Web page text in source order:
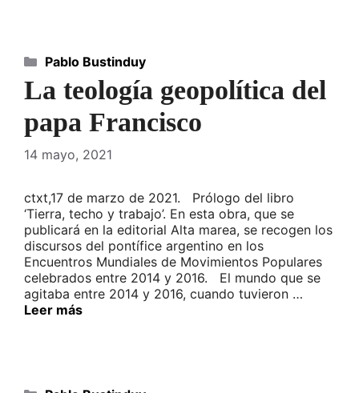
La teología geopolítica del
papa Francisco
14 mayo, 2021
ctxt,17 de marzo de 2021. Prólogo del libro
‘Tierra, techo y trabajo’. En esta obra, que se
publicará en la editorial Alta marea, se recogen los
discursos del pontífice argentino en los
Encuentros Mundiales de Movimientos Populares
celebrados entre 2014 y 2016. El mundo que se
agitaba entre 2014 y 2016, cuando tuvieron …
Leer más
Categorías
Pablo Bustinduy